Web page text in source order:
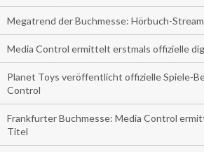
Megatrend der Buchmesse: Hörbuch-
Media Control ermittelt erstmals offizielle
Planet Toys veröffentlicht offizielle Spiele-
Control
Frankfurter Buchmesse: Media Control
Titel